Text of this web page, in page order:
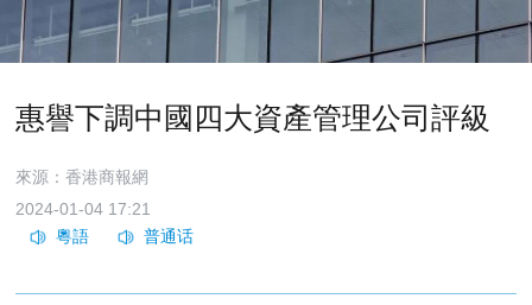
惠譽下調中國四大資產管理公司評級
來源：香港商報網
2024-01-04 17:21